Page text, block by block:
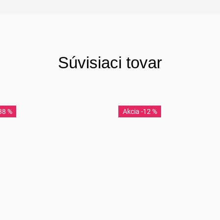
Súvisiaci tovar
% -12 %